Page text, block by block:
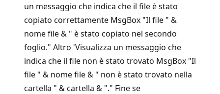
un messaggio che indica che il file è stato
copiato correttamente MsgBox "Il file " &
nome file & " è stato copiato nel secondo
foglio." Altro 'Visualizza un messaggio che
indica che il file non è stato trovato MsgBox "Il
file " & nome file & " non è stato trovato nella
cartella " & cartella & "." Fine se